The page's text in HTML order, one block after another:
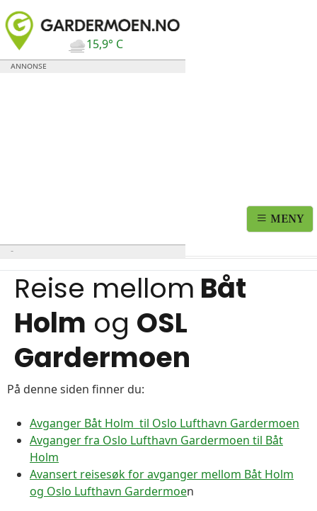
15,9° C
MENY
Reise mellom Båt
Holm og OSL
Gardermoen
På denne siden finner du:
Avganger Båt Holm til Oslo Lufthavn Gardermoen
Avganger fra Oslo Lufthavn Gardermoen til Båt
Holm
Avansert reisesøk for avganger mellom Båt Holm
og Oslo Lufthavn Gardermoen